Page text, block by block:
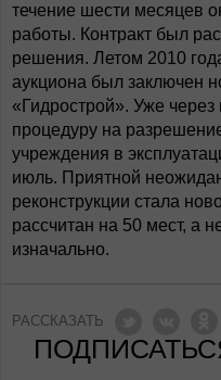
течение шести месяцев
работы. Контракт был
решения. Летом 2010
аукциона был заключен
«Гидрострой». Уже через
процедуру на
учреждения в
июль. Приятной
реконструкции стала
рассчитан на 50 мест, а
изначально.
РАССКАЗАТЬ